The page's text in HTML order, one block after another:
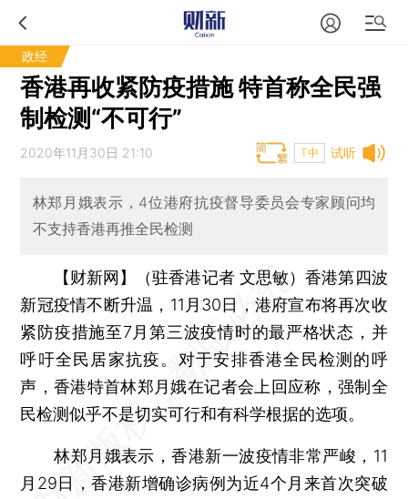
政经
香港再收紧防疫措施 特首称全民强
制检测“不可行”
试听
2020年11月30日 21:10 T中
林郑月娥表示，4位港府抗疫督导委员会专家顾问均
不支持香港再推全民检测
【财新网】（驻香港记者 文思敏）香港第四波
新冠疫情不断升温，11月30日，港府宣布将再次收
紧防疫措施至7月第三波疫情时的最严格状态，并
呼吁全民居家抗疫。对于安排香港全民检测的呼
声，香港特首林郑月娥在记者会上回应称，强制全
民检测似乎不是切实可行和有科学根据的选项。
林郑月娥表示，香港新一波疫情非常严峻，11
月29日，香港新增确诊病例为近4个月来首次突破